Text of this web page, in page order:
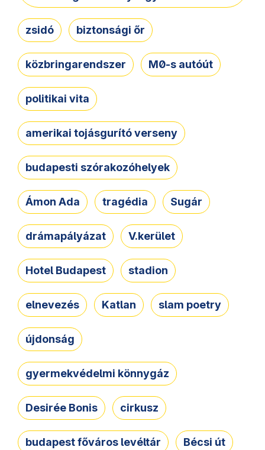
zsidó biztonsági őr
közbringarendszer M0-s autóút
politikai vita
amerikai tojásgurító verseny
budapesti szórakozóhelyek
Ámon Ada tragédia Sugár
drámapályázat V.kerület
Hotel Budapest stadion
elnevezés Katlan slam poetry
újdonság
gyermekvédelmi könnygáz
Desirée Bonis cirkusz
budapest főváros levéltár Bécsi út